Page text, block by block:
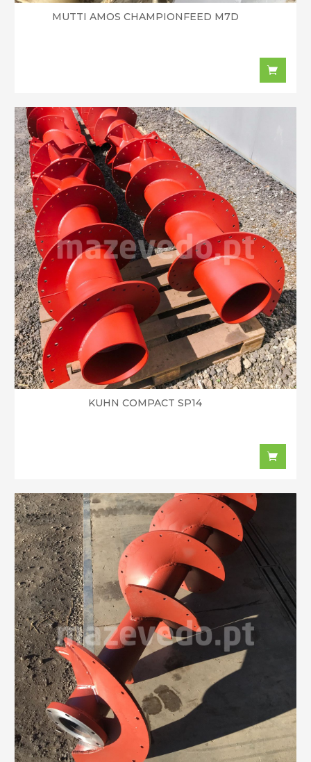
MUTTI AMOS CHAMPIONFEED M7D
KUHN COMPACT SP14